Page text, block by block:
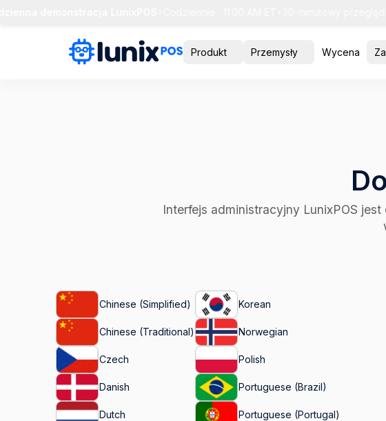
Produkt Przemysły Wycena
Interfejs administracyjny LunixPOS
Chinese (Simplified)
Chinese (Traditional)
Czech
Danish
Dutch
Korean
Norwegian
Polish
Portuguese (Brazil)
Portuguese (Portugal)